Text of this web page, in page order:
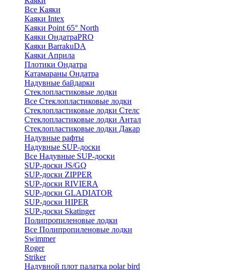
Все Каяки
Каяки Intex
Каяки Point 65° North
Каяки ОндатраPRO
Каяки BarrakuDA
Каяки Априла
Плотики Ондатра
Катамараны Ондатра
Надувные байдарки
Стеклопластиковые лодки
Все Стеклопластиковые лодки
Стеклопластиковые лодки Стелс
Стеклопластиковые лодки Антал
Стеклопластиковые лодки Дакар
Надувные рафты
Надувные SUP-доски
Все Надувные SUP-доски
SUP-доски JS/GQ
SUP-доски ZIPPER
SUP-доски RIVIERA
SUP-доски GLADIATOR
SUP-доски HIPER
SUP-доски Skatinger
Полипропиленовые лодки
Все Полипропиленовые лодки
Swimmer
Roger
Striker
Надувной плот палатка polar bird